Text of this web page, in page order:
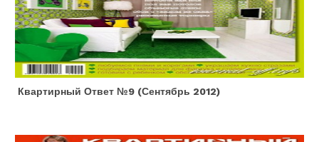
Квартирный Ответ №9 (сентябрь 2012)